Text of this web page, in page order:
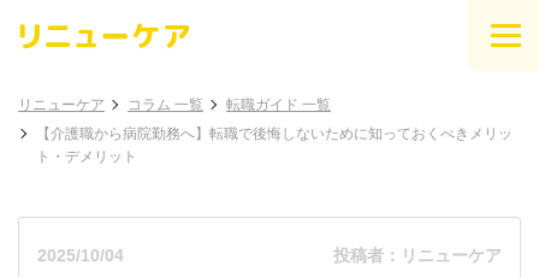
リニューケア コラム 一覧
転職ガイド 一覧
【介護職から病院勤務へ】転職で後悔しないために知っておくべきメリッ
ト・デメリット
2025/10/04 投稿者：リニューケア